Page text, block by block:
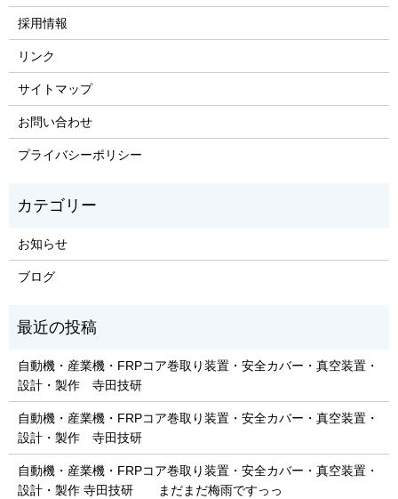
採用情報
リンク
サイトマップ
お問い合わせ
プライバシーポリシー
お知らせ
ブログ
自動機・産業機・FRPコア巻取り装置・安全カバー・真空装置・
設計・製作 寺田技研
自動機・産業機・FRPコア巻取り装置・安全カバー・真空装置・
設計・製作 寺田技研
自動機・産業機・FRPコア巻取り装置・安全カバー・真空装置・
設計・製作 寺田技研 まだまだ梅雨ですっっ